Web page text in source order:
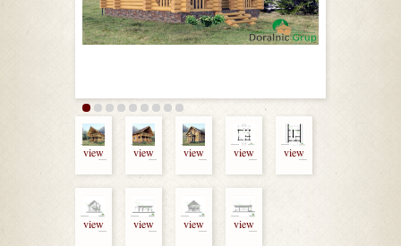
view view view view view
view view view view